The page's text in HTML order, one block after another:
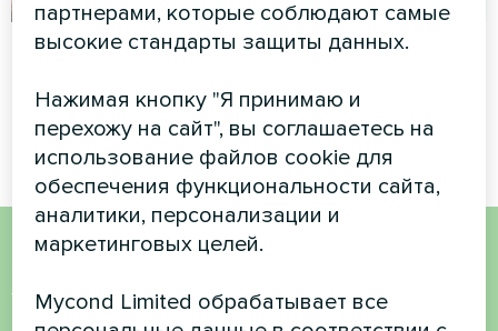
Коттедж
Сплит-тепловой насос Artic
Home серии Smart
Частный дом
Сплит-тепловой насос Artic
Хотите купить или у вас
партнерами, которые соблюдают самые
высокие стандарты защиты данных.
Нажимая кнопку "Я принимаю и
перехожу на сайт", вы соглашаетесь на
использование файлов cookie для
обеспечения функциональности сайта,
аналитики, персонализации и
маркетинговых целей.
Mycond Limited обрабатывает все